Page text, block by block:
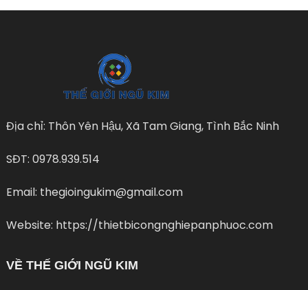
Địa chỉ: Thôn Yên Hậu, Xã Tam Giang, Tình Bắc Ninh
SĐT: 0978.939.514
Email: thegioingukim@gmail.com
Website: https://thietbicongnghiepanphuoc.com
VỀ THẾ GIỚI NGŨ KIM